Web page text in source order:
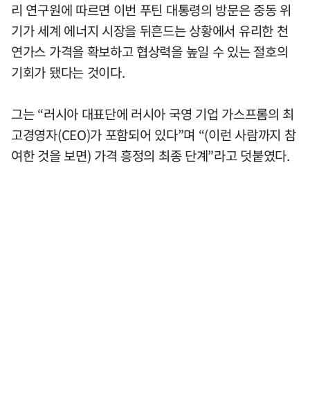
리 연구원에 따르면 이번 푸틴 대통령의 방문은 중동 위
기가 세계 에너지 시장을 뒤흔드는 상황에서 유리한 천
연가스 가격을 확보하고 협상력을 높일 수 있는 절호의
기회가 됐다는 것이다.
그는 “러시아 대표단에 러시아 국영 기업 가스프롬의 최
고경영자(CEO)가 포함되어 있다”며 “(이런 사람까지 참
여한 것을 보면) 가격 흥정의 최종 단계”라고 덧붙였다.